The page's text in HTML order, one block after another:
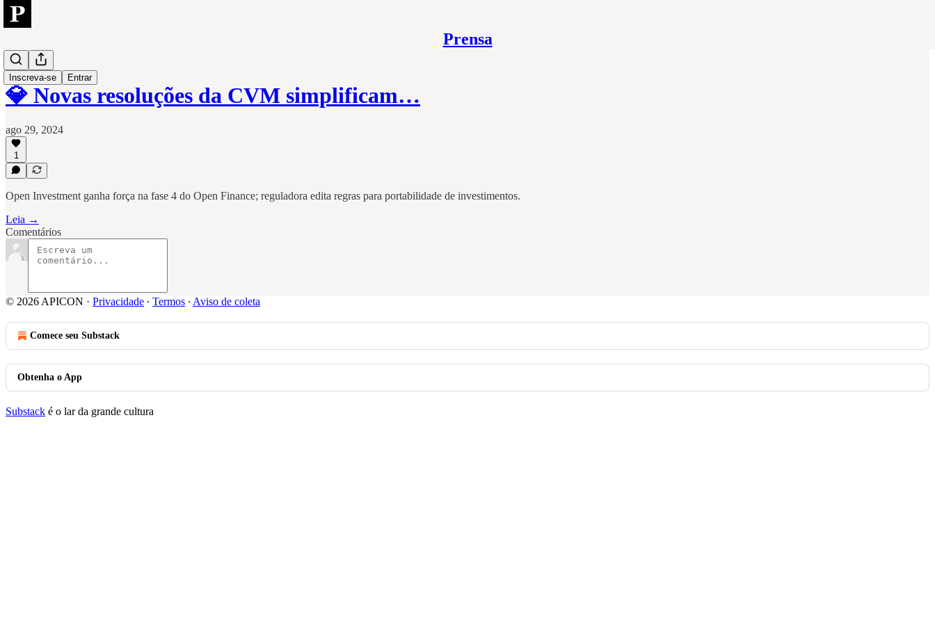
Prensa
Inscreva-se Entrar
Open
💎 Novas resoluções da CVM simplificam…
ago 29, 2024
1
Open Investment ganha força na fase 4 do Open Finance; reguladora edita regras para portabilidade de investimentos.
Leia →
Comentários
© 2026 APICON · Privacidade ∙ Termos ∙ Aviso de coleta
Comece seu Substack
Obtenha o App
Substack é o lar da grande cultura